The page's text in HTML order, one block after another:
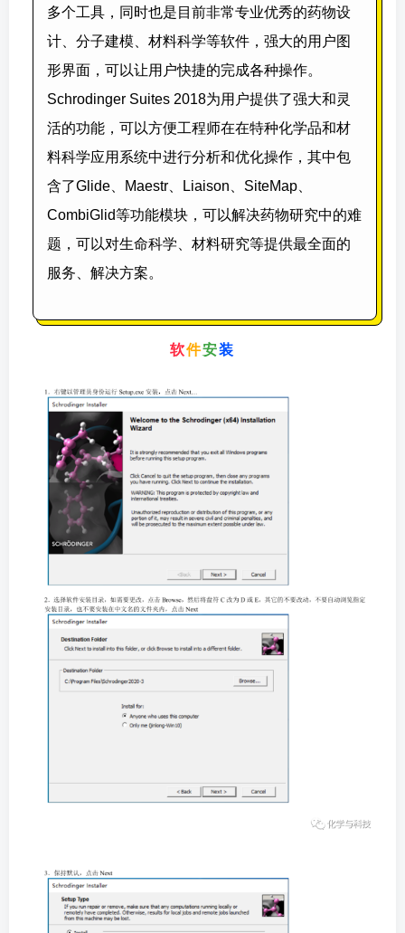
多个工具，同时也是目前非常专业优秀的药物设
计、分子建模、材料科学等软件，强大的用户图
形界面，可以让用户快捷的完成各种操作。
Schrodinger Suites 2018为用户提供了强大和灵
活的功能，可以方便工程师在在特种化学品和材
料科学应用系统中进行分析和优化操作，其中包
含了Glide、Maestr、Liaison、SiteMap、
CombiGlid等功能模块，可以解决药物研究中的难
题，可以对生命科学、材料研究等提供最全面的
服务、解决方案。
软件安装